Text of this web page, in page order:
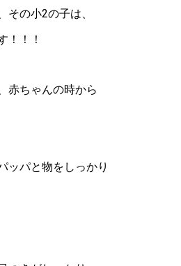
その小2の子は、
！！！
赤ちゃんの時から
ッパと物をしっかり